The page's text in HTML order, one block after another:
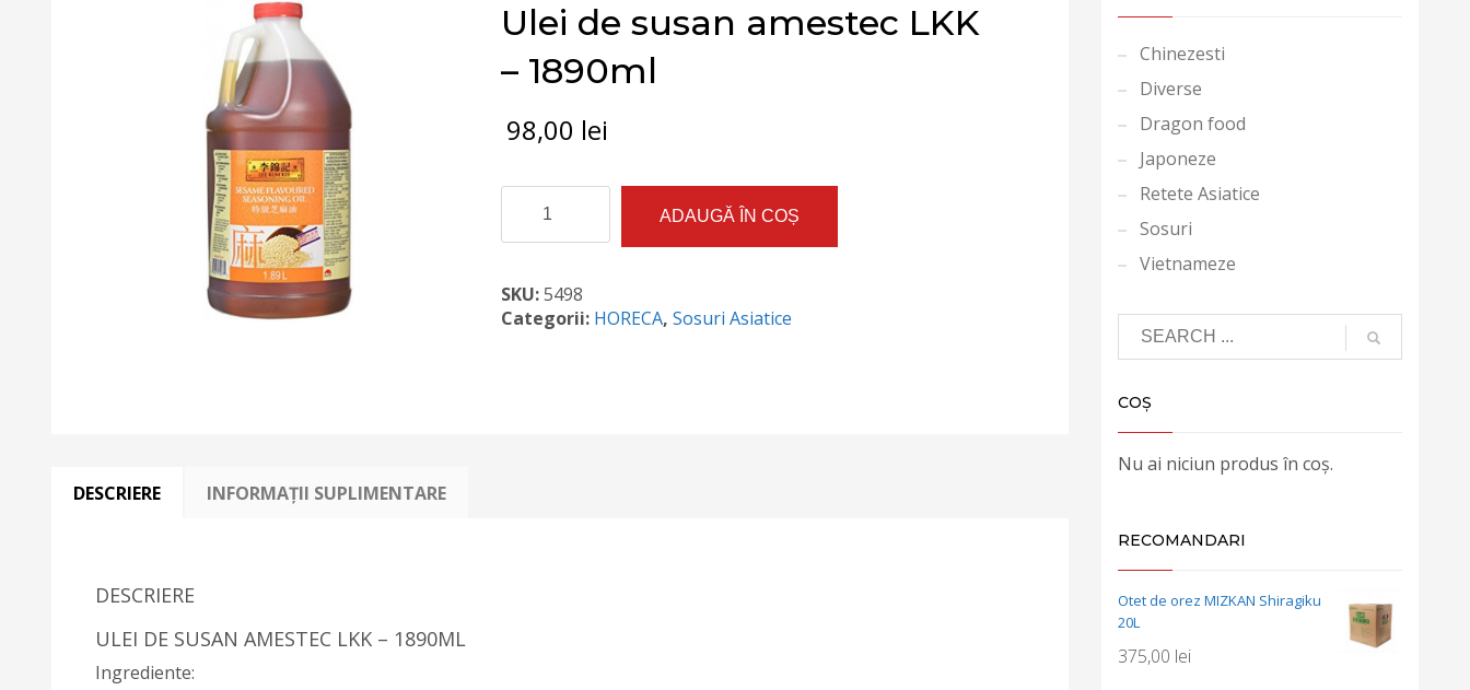
Ulei de susan amestec LKK
– 1890ml
98,00 lei
de
amestec
LKK
ADAUGĂ ÎN COȘ
SKU:5498
Categorii: HORECA, Sosuri Asiatice
DESCRIERE INFORMAȚII SUPLIMENTARE
DESCRIERE
ULEI DE SUSAN AMESTEC LKK – 1890ML
Ingrediente:
Chinezesti
Diverse
Dragon food
Japoneze
Retete Asiatice
Sosuri
Vietnameze
COȘ
Nu ai niciun produs în coș.
RECOMANDARI
Otet de orez MIZKAN Shiragiku
20L
375,00 lei